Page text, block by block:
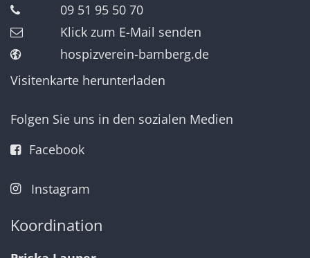
09 51 95 50 70
Klick zum E-Mail senden
hospizverein-bamberg.de
Visitenkarte herunterladen
Folgen Sie uns in den sozialen Medien
Facebook
Instagram
Koordination